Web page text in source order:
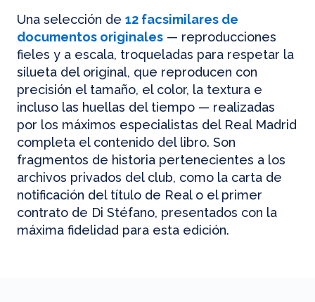
Una selección de 12 facsimilares de
documentos originales — reproducciones
fieles y a escala, troqueladas para respetar la
silueta del original, que reproducen con
precisión el tamaño, el color, la textura e
incluso las huellas del tiempo — realizadas
por los máximos especialistas del Real Madrid
completa el contenido del libro. Son
fragmentos de historia pertenecientes a los
archivos privados del club, como la carta de
notificación del título de Real o el primer
contrato de Di Stéfano, presentados con la
máxima fidelidad para esta edición.